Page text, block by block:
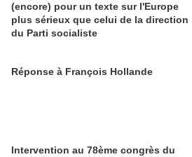
(encore) pour un texte sur l'Europe
plus sérieux que celui de la direction
du Parti socialiste
Réponse à François Hollande
Intervention au 78ème congrès du